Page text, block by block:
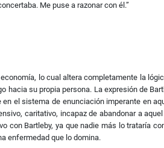
Me puse a razonar con él.”
lo cual altera completamente la
hacia su propia persona. La expresión de
el sistema de enunciación imperante en
caritativo, incapaz de abandonar a
Bartleby, ya que nadie más lo trataría
enfermedad que lo domina.